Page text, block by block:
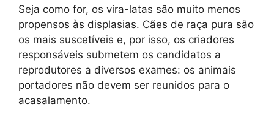
Seja como for, os vira-latas são muito menos
propensos às displasias. Cães de raça pura são
os mais suscetíveis e, por isso, os criadores
responsáveis submetem os candidatos a
reprodutores a diversos exames: os animais
portadores não devem ser reunidos para o
acasalamento.